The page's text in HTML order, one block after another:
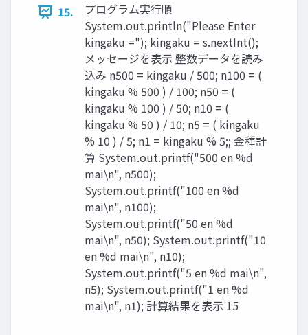
15.
プログラム実行順
System.out.println("Please Enter
kingaku ="); kingaku = s.nextInt();
メッセージを表示 整数データを読み
込み n500 = kingaku / 500; n100 = (
kingaku % 500 ) / 100; n50 = (
kingaku % 100 ) / 50; n10 = (
kingaku % 50 ) / 10; n5 = ( kingaku
% 10 ) / 5; n1 = kingaku % 5;; 金種計
算 System.out.printf("500 en %d
mai\n", n500);
System.out.printf("100 en %d
mai\n", n100);
System.out.printf("50 en %d
mai\n", n50); System.out.printf("10
en %d mai\n", n10);
System.out.printf("5 en %d mai\n",
n5); System.out.printf("1 en %d
mai\n", n1); 計算結果を表示 15